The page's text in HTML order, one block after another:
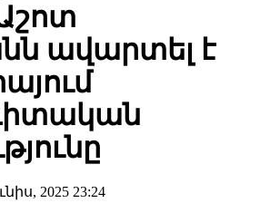
ավարտել է
2025 23:24